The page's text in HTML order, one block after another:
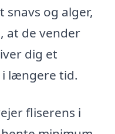
og alger,
at de vender
dig et
længere tid.
fliserens i